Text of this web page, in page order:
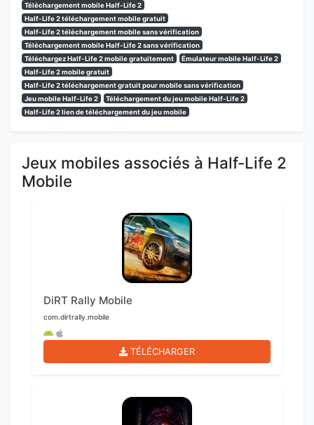
Téléchargement mobile Half-Life 2
Half-Life 2 téléchargement mobile gratuit
Half-Life 2 téléchargement mobile sans vérification
Téléchargement mobile Half-Life 2 sans vérification
Téléchargez Half-Life 2 mobile gratuitement
Émulateur mobile Half-Life 2
Half-Life 2 mobile gratuit
Half-Life 2 téléchargement gratuit pour mobile sans vérification
Jeu mobile Half-Life 2
Téléchargement du jeu mobile Half-Life 2
Half-Life 2 lien de téléchargement du jeu mobile
Jeux mobiles associés à Half-Life 2
Mobile
DiRT Rally Mobile
com.dirtrally.mobile
TÉLÉCHARGER